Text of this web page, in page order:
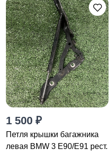
1 500 ₽
Петля крышки багажника
левая BMW 3 E90/E91 рест.